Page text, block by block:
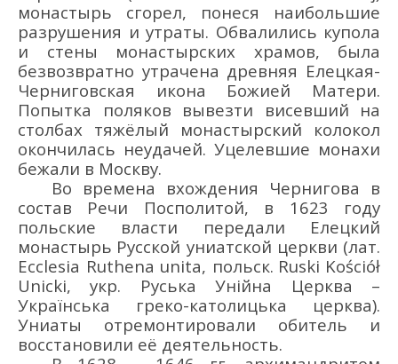
монастырь сгорел, понеся наибольшие
разрушения и утраты. Обвалились купола
и стены монастырских храмов, была
безвозвратно утрачена древняя Елецкая-
Черниговская икона Божией Матери.
Попытка поляков вывезти висевший на
столбах тяжёлый монастырский колокол
окончилась неудачей. Уцелевшие монахи
бежали в Москву.
Во времена вхождения
Чернигова в
состав Речи Посполитой, в 1623 году
польские власти передали Елецкий
монастырь Русской униатской церкви (лат.
Ecclesia Ruthena unita, польск. Ruski Kościół
Unicki, укр. Руська Унійна Церква –
Українська греко-католицька церква).
Униаты отремонтировали обитель и
восстановили её деятельность.